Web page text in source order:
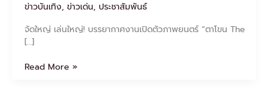
ข่าวบันเทิง, ข่าวเด่น, ประชาสัมพันธ์
จัดใหญ่ เล่นใหญ่! บรรยากาศงานเปิดตัวภาพยนตร์ “ตาโขน The
[…]
Read More »